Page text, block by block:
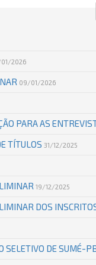
01/2026
09/01/2026
PARA AS
TÍTULOS 31/12/2025
19/12/2025
DOS
SELETIVO DE SUMÉ-